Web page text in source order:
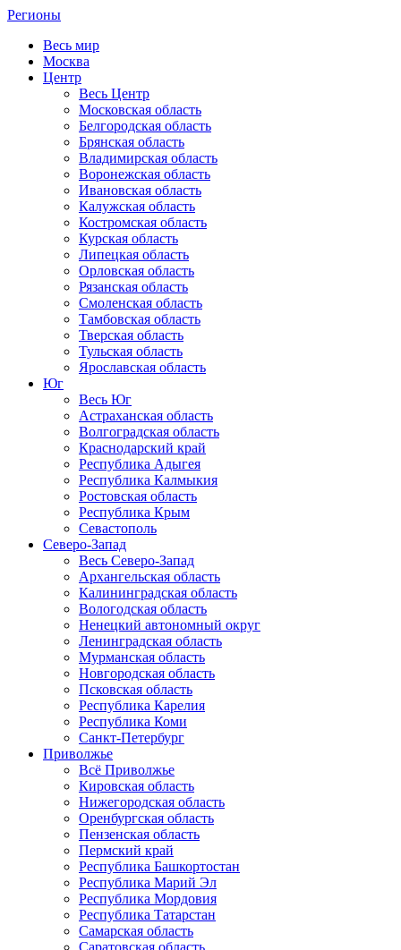
Регионы
Весь мир
Москва
Центр
Весь Центр
Московская область
Белгородская область
Брянская область
Владимирская область
Воронежская область
Ивановская область
Калужская область
Костромская область
Курская область
Липецкая область
Орловская область
Рязанская область
Смоленская область
Тамбовская область
Тверская область
Тульская область
Ярославская область
Юг
Весь Юг
Астраханская область
Волгоградская область
Краснодарский край
Республика Адыгея
Республика Калмыкия
Ростовская область
Республика Крым
Севастополь
Северо-Запад
Весь Северо-Запад
Архангельская область
Калининградская область
Вологодская область
Ненецкий автономный округ
Ленинградская область
Мурманская область
Новгородская область
Псковская область
Республика Карелия
Республика Коми
Санкт-Петербург
Приволжье
Всё Приволжье
Кировская область
Нижегородская область
Оренбургская область
Пензенская область
Пермский край
Республика Башкортостан
Республика Марий Эл
Республика Мордовия
Республика Татарстан
Самарская область
Саратовская область